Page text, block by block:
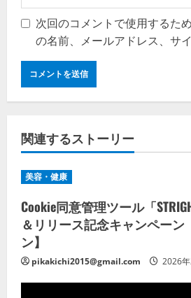
次回のコメントで使用するた
の名前、メールアドレス、サ
関連するストーリー
美容・健康
Cookie同意管理ツール「
＆リリース記念キャンペーン
ン】
pikakichi2015@gmail.com 2026